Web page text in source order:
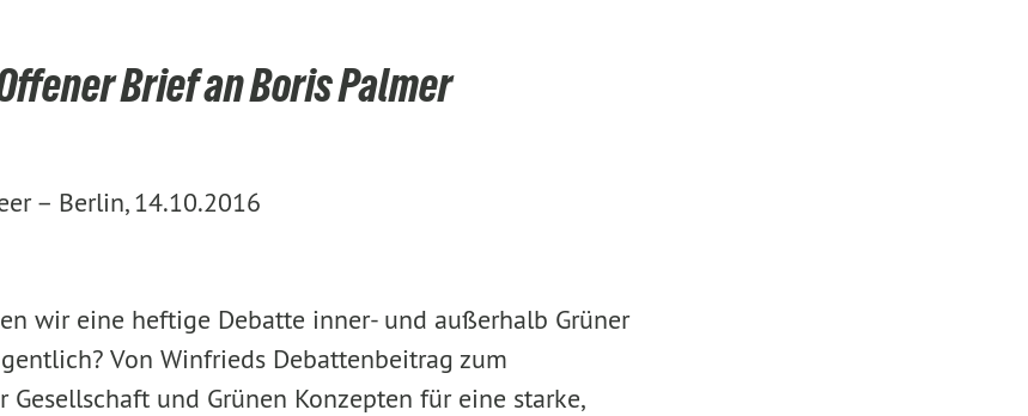
Brief an Boris Palmer
– Berlin, 14.10.2016
wir eine heftige Debatte inner- und außerhalb Grüner
Von Winfrieds Debattenbeitrag zum
und Grünen Konzepten für eine starke,